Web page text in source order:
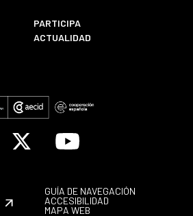
PARTICIPA
ACTUALIDAD
X Youtube
GUÍA DE NAVEGACIÓN
ACCESIBILIDAD
MAPA WEB